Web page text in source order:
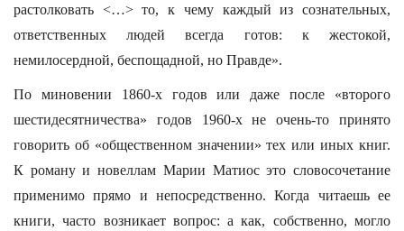
растолковать <…> то, к чему каждый из сознательных,
ответственных людей всегда готов: к жестокой,
немилосердной, беспощадной, но Правде».
По миновении 1860-х годов или даже после «второго
шестидесятничества» годов 1960-х не очень-то принято
говорить об «общественном значении» тех или иных книг.
К роману и новеллам Марии Матиос это словосочетание
применимо прямо и непосредственно. Когда читаешь ее
книги, часто возникает вопрос: а как, собственно, могло